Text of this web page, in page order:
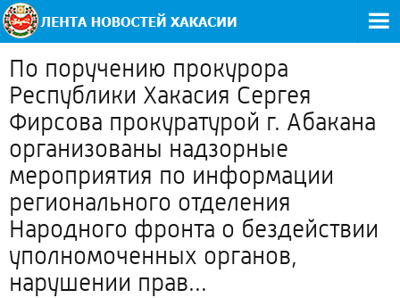
По поручению прокурора
Республики Хакасия Сергея
Фирсова прокуратурой г. Абакана
организованы надзорные
мероприятия по информации
регионального отделения
Народного фронта о бездействии
уполномоченных органов,
нарушении прав...